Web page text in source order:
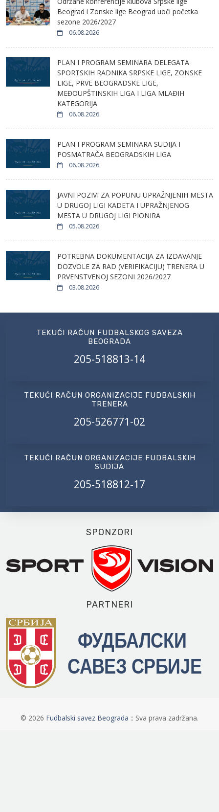
Beograd i Zonske lige Beograd uoči početka
sezone 2026/2027
06.08.2026
PLAN I PROGRAM SEMINARA DELEGATA
SPORTSKIH RADNIKA SRPSKE LIGE, ZONSKE
LIGE, PRVE BEOGRADSKE LIGE,
MEĐOUPŠTINSKIH LIGA I LIGA MLAĐIH
KATEGORIJA
06.08.2026
PLAN I PROGRAM SEMINARA SUDIJA I
POSMATRAČA BEOGRADSKIH LIGA
06.08.2026
JAVNI POZIVI ZA POPUNU UPRAŽNJENIH MESTA
U DRUGOJ LIGI KADETA I UPRAŽNJENOG
MESTA U DRUGOJ LIGI PIONIRA
05.08.2026
POTREBNA DOKUMENTACIJA ZA IZDAVANJE
DOZVOLE ZA RAD (VERIFIKACIJU) TRENERA U
PRVENSTVENOJ SEZONI 2026/2027
03.08.2026
TEKUĆI RAČUN FUDBALSKOG SAVEZA
BEOGRADA
205-518813-14
TEKUĆI RAČUN ORGANIZACIJE FUDBALSKIH
TRENERA
205-526771-02
TEKUĆI RAČUN ORGANIZACIJE FUDBALSKIH
SUDIJA
205-518812-17
SPONZORI
PARTNERI
© 2026 Fudbalski savez Beograda :: Sva prava zadržana.